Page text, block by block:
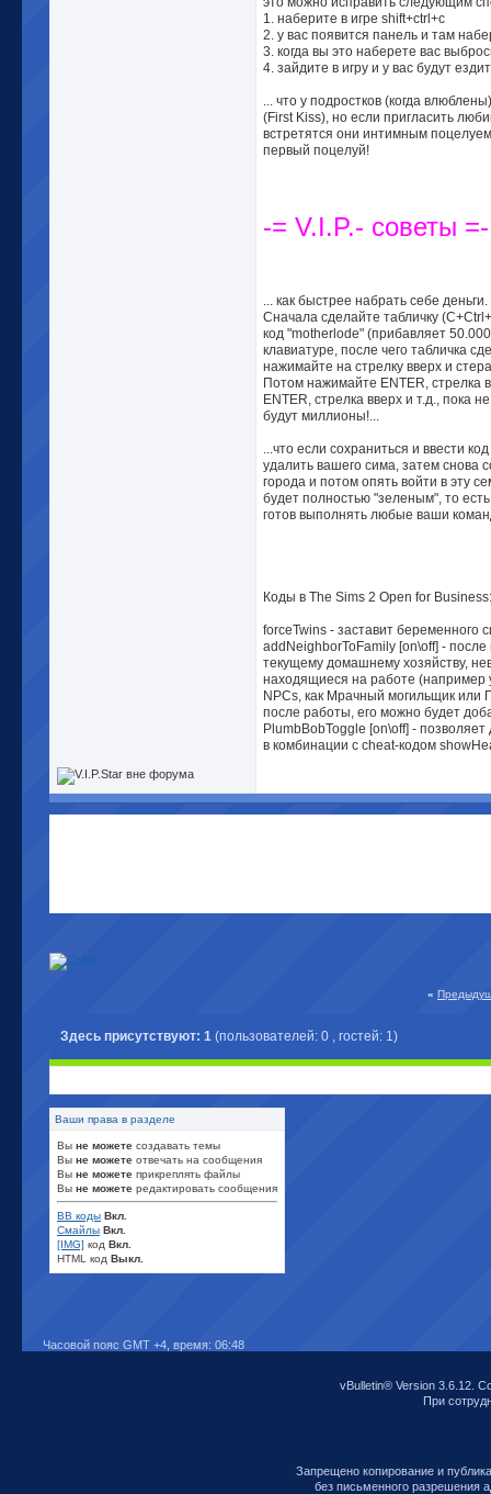
1. наберите в игре shift+ctrl+c
2. у вас появится панель и там
3. когда вы это наберете вас
4. зайдите в игру и у вас будут
... что у подростков (когда
(First Kiss), но если пригласить
встретятся они интимным
первый поцелуй!
-= V.I.P.- советы =-
... как быстрее набрать себе деньги.
Сначала сделайте табличку
код "motherlode" (прибавляет
клавиатуре, после чего табличка
нажимайте на стрелку вверх и
Потом нажимайте ENTER, стрелка
ENTER, стрелка вверх и т.д., пока
будут миллионы!...
...что если сохраниться и ввести
удалить вашего сима, затем снова
города и потом опять войти в эту
будет полностью "зеленым", то
готов выполнять любые ваши
Коды в The Sims 2 Open for Business:
forceTwins - заставит
addNeighborToFamily [on\off] -
текущему домашнему хозяйству,
находящиеся на работе (например
NPCs, как Мрачный могильщик или
после работы, его можно будет
PlumbBobToggle [on\off] -
в комбинации с cheat-кодом
«
Здесь присутствуют: 1 (пользователей: 0 , гостей: 1)
Ваши права в разделе
Вы не можете создавать темы
Вы не можете отвечать на сообщения
Вы не можете прикреплять файлы
Вы не можете редактировать сообщения
BB коды Вкл.
Смайлы Вкл.
[IMG] код Вкл.
HTML код Выкл.
Часовой пояс GMT +4, время: 06:48
vBulletin® Version 3.6.12.
При
Запрещено копирование и
без письменного разрешения